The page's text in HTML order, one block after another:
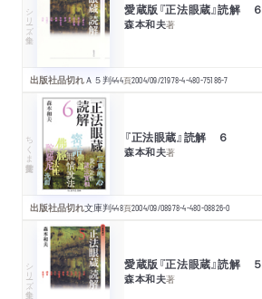
シリーズ・全集 愛蔵版『正法眼蔵』読解 ６
森本和夫著
出版社品切れＡ５判444頁2004/09/21978-4-480-75186-7
ちくま学芸文庫 『正法眼蔵』読解 ６
森本和夫著
出版社品切れ文庫判448頁2004/09/08978-4-480-08826-0
シリーズ・全集 愛蔵版『正法眼蔵』読解 ５
森本和夫著